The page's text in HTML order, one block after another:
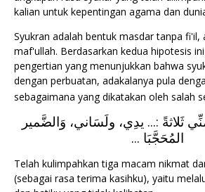
kalian untuk kepentingan agama dan
Syukran adalah bentuk masdar tanpa fi'il,
maf'ullah. Berdasarkan kedua hipotesis
pengertian yang menunjukkan bahwa
dengan perbuatan, adakalanya pula
sebagaimana yang dikatakan oleh salah
ثَلاثةً :... يدِي، ولَسَاني، وَالضَّمير
المُحَجَّبَا ...
Telah kulimpahkan tiga macam nikmat
(sebagai rasa terima kasihku), yaitu